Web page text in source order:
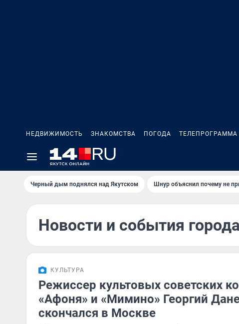
НЕДВИЖИМОСТЬ ЗНАКОМСТВА ПОГОДА ТЕЛЕПРОГРАММА
Черный дым поднялся над Якутском Шнур объяснил почему не
Новости и события
КУЛЬТУРА
Режиссер культовых советских
«Афоня» и «Мимино» Георгий
скончался в Москве